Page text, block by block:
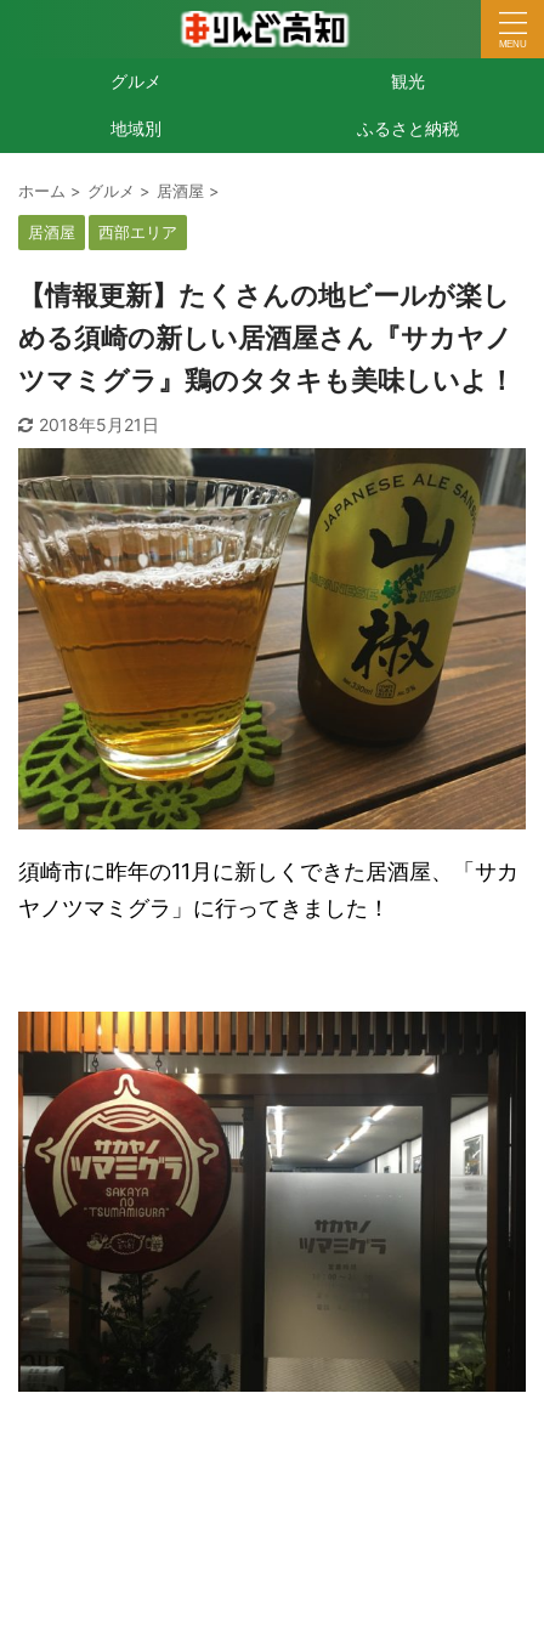
グルメ 観光
地域別 ふるさと納税
ホーム > グルメ > 居酒屋 >
居酒屋 西部エリア
【情報更新】たくさんの地ビールが楽し
める須崎の新しい居酒屋さん『サカヤノ
ツマミグラ』鶏のタタキも美味しいよ！
2018年5月21日
須崎市に昨年の11月に新しくできた居酒屋、「サカ
ヤノツマミグラ」に行ってきました！